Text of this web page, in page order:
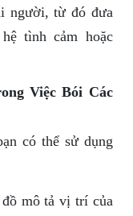
người, từ đó đưa
tình cảm hoặc
Việc Bói Các
có thể sử dụng
mô tả vị trí của